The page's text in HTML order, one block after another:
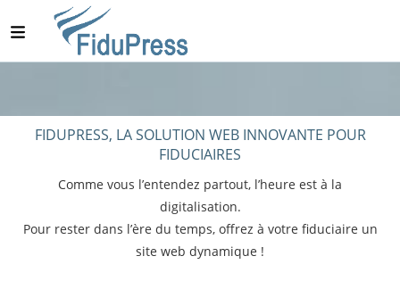
FIDUPRESS, LA SOLUTION WEB INNOVANTE POUR
FIDUCIAIRES
Comme vous l’entendez partout, l’heure est à la
digitalisation.
Pour rester dans l’ère du temps, offrez à votre fiduciaire un
site web dynamique !